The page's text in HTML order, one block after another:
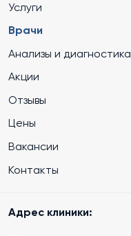
Услуги
Врачи
Анализы и диагностика
Акции
Отзывы
Цены
Вакансии
Контакты
Адрес клиники: